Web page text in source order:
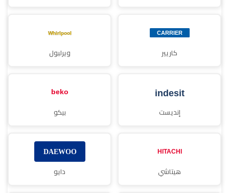
كاريير ويرلبول
إنديست بيكو
هيتاشي دايو